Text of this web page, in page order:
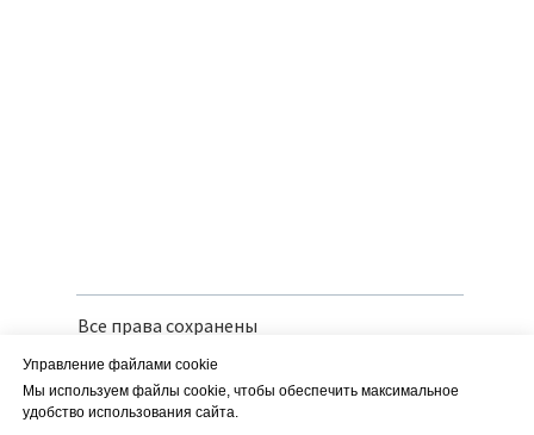
Все права сохранены
Вся предоставленная информация носит
справочный характер и не является
публичной офертой
Управление файлами cookie
Мы используем файлы cookie, чтобы обеспечить максимальное
удобство использования сайта.